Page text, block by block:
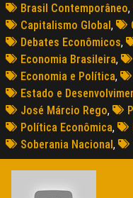
Brasil Contemporâneo,
Capitalismo Global,
Debates Econômicos,
Economia Brasileira,
Economia e Política,
Estado e
José Márcio Rego,
Política Econômica,
Soberania Nacional,